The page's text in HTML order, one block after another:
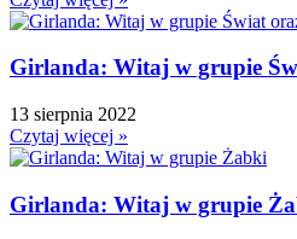
Dzień Pluszowego Misia
Dzień Postaci z bajek
Dzień Pszczoły
Dzień Świadomości Autyzmu
Dzień Zdrowego Śniadania
Girlanda: Witaj w grupie
13 sierpnia 2022
Czytaj więcej »
Girlanda: Witaj w grupie